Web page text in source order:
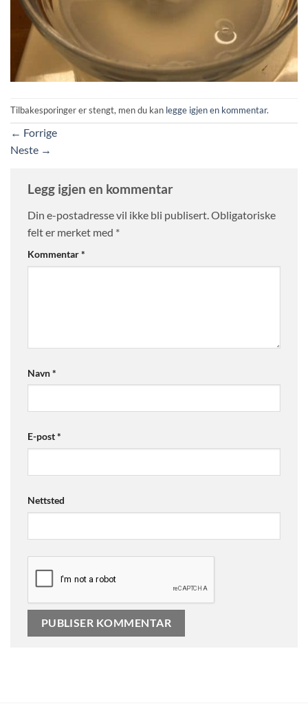
Tilbakesporinger er stengt, men du kan legge igjen en kommentar.
← Forrige
Neste →
Legg igjen en kommentar
Din e-postadresse vil ikke bli publisert. Obligatoriske
felt er merket med *
Kommentar*
Navn*
E-post*
Nettsted